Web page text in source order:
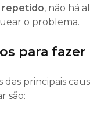
repetido, não há
o problema.
para fazer
das principais
são: